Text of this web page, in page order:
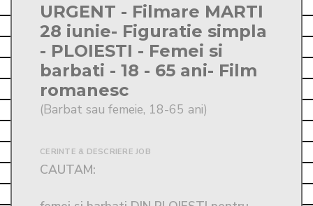
URGENT - Filmare MARTI
28 iunie- Figuratie simpla
- PLOIESTI - Femei si
barbati - 18 - 65 ani- Film
romanesc
(Barbat sau femeie, 18-65 ani)
CERINTE & DESCRIERE JOB
CAUTAM: